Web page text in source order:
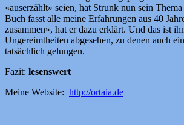
«auserzählt» seien, hat Strunk nun sein
Buch fasst alle meine Erfahrungen aus 40
zusammen», hat er dazu erklärt. Und das ist
Ungereimtheiten abgesehen, zu denen auch
tatsächlich gelungen.
Fazit: lesenswert
Meine Website: http://ortaia.de